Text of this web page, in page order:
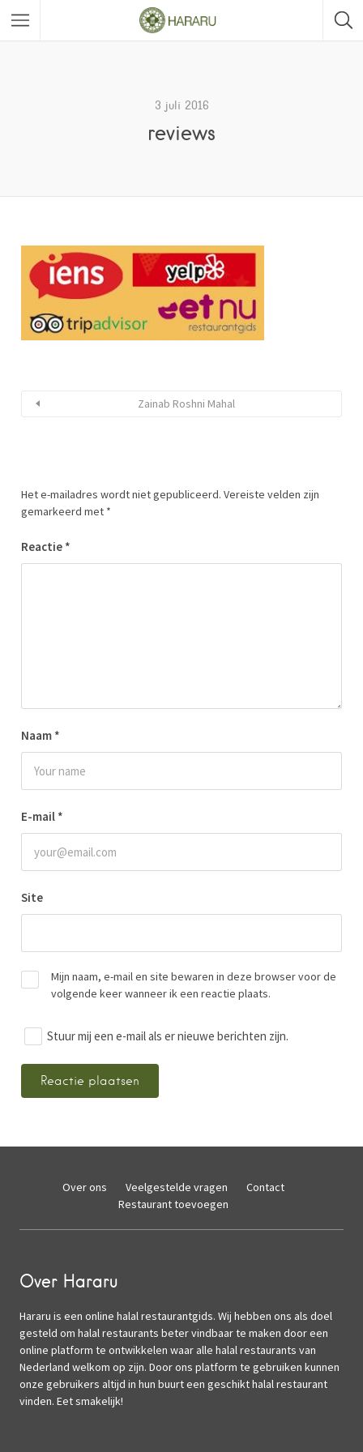
3 juli 2016
reviews
Zainab Roshni Mahal
Het e-mailadres wordt niet gepubliceerd. Vereiste velden zijn
gemarkeerd met *
Reactie *
Naam *
E-mail *
Site
Mijn naam, e-mail en site bewaren in deze browser voor de
volgende keer wanneer ik een reactie plaats.
Stuur mij een e-mail als er nieuwe berichten zijn.
Over ons Veelgestelde vragen
Contact
Restaurant toevoegen
Over Hararu
Hararu is een online halal restaurantgids. Wij hebben ons als doel
gesteld om halal restaurants beter vindbaar te maken door een
online platform te ontwikkelen waar alle halal restaurants van
Nederland welkom op zijn. Door ons platform te gebruiken kunnen
onze gebruikers altijd in hun buurt een geschikt halal restaurant
vinden. Eet smakelijk!